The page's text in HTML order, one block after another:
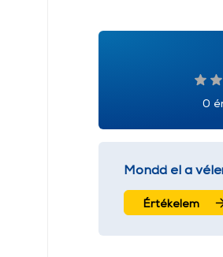
0
Mondd el a
Értékelem